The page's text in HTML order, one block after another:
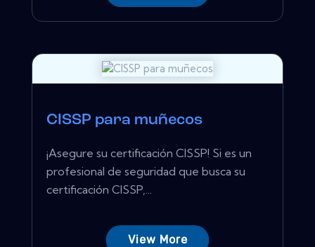
CISSP para muñecos
¡Asegure su certificación CISSP! Si es un
profesional de seguridad que busca su
certificación CISSP,...
View More